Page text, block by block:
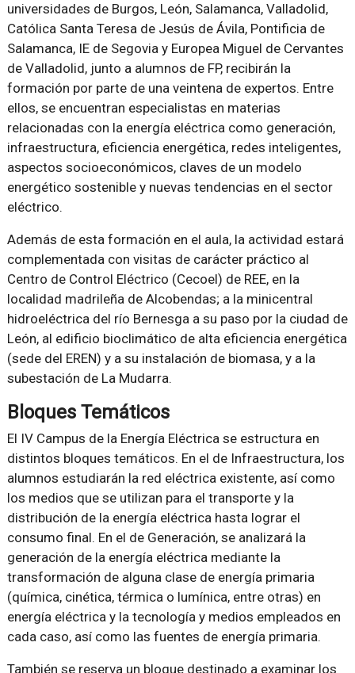
universidades de Burgos, León, Salamanca, Valladolid,
Católica Santa Teresa de Jesús de Ávila, Pontificia de
Salamanca, IE de Segovia y Europea Miguel de Cervantes
de Valladolid, junto a alumnos de FP, recibirán la
formación por parte de una veintena de expertos. Entre
ellos, se encuentran especialistas en materias
relacionadas con la energía eléctrica como generación,
infraestructura, eficiencia energética, redes inteligentes,
aspectos socioeconómicos, claves de un modelo
energético sostenible y nuevas tendencias en el sector
eléctrico.
Además de esta formación en el aula, la actividad estará
complementada con visitas de carácter práctico al
Centro de Control Eléctrico (Cecoel) de REE, en la
localidad madrileña de Alcobendas; a la minicentral
hidroeléctrica del río Bernesga a su paso por la ciudad de
León, al edificio bioclimático de alta eficiencia energética
(sede del EREN) y a su instalación de biomasa, y a la
subestación de La Mudarra.
Bloques Temáticos
El IV Campus de la Energía Eléctrica se estructura en
distintos bloques temáticos. En el de Infraestructura, los
alumnos estudiarán la red eléctrica existente, así como
los medios que se utilizan para el transporte y la
distribución de la energía eléctrica hasta lograr el
consumo final. En el de Generación, se analizará la
generación de la energía eléctrica mediante la
transformación de alguna clase de energía primaria
(química, cinética, térmica o lumínica, entre otras) en
energía eléctrica y la tecnología y medios empleados en
cada caso, así como las fuentes de energía primaria.
También se reserva un bloque destinado a examinar los